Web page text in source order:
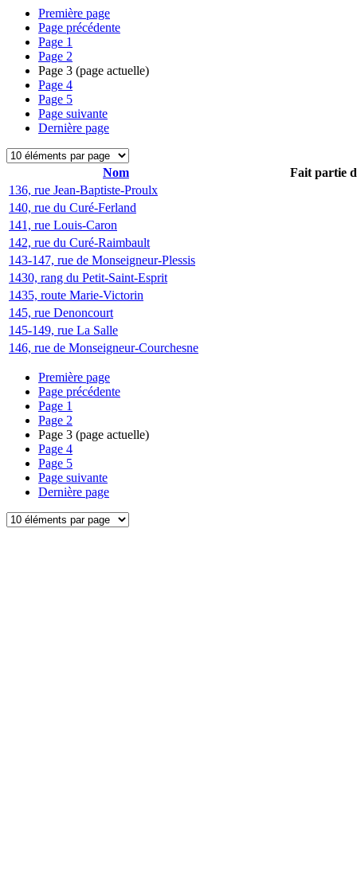
Première page
Page précédente
Page 1
Page 2
Page 3 (page actuelle)
Page 4
Page 5
Page suivante
Dernière page
Nom
Fait partie
136, rue Jean-Baptiste-Proulx
140, rue du Curé-Ferland
141, rue Louis-Caron
142, rue du Curé-Raimbault
143-147, rue de Monseigneur-Plessis
1430, rang du Petit-Saint-Esprit
1435, route Marie-Victorin
145, rue Denoncourt
145-149, rue La Salle
146, rue de Monseigneur-Courchesne
Première page
Page précédente
Page 1
Page 2
Page 3 (page actuelle)
Page 4
Page 5
Page suivante
Dernière page